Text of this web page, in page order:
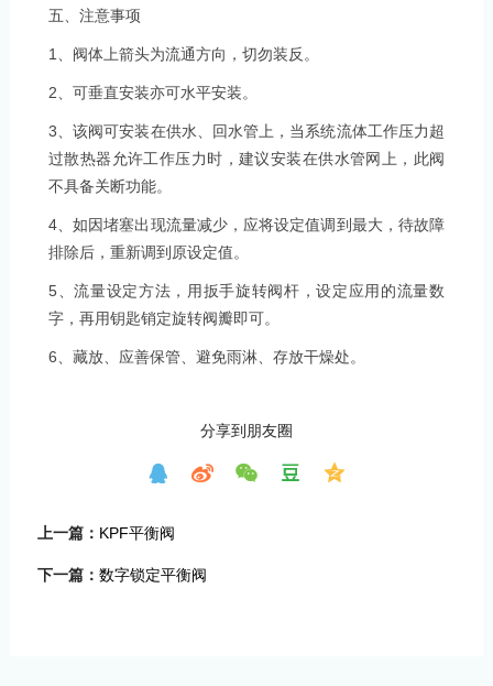
五、注意事项
1 、阀体上箭头为流通方向，切勿装反。
2、可垂直安装亦可水平安装。
3、该阀可安装在供水、回水管上，当系统流体工作压力超
过散热器允许工作压力时，建议安装在供水管网上，此阀
不具备关断功能。
4、如因堵塞出现流量减少，应将设定值调到最大，待故障
排除后，重新调到原设定值。
5、流量设定方法，用扳手旋转阀杆，设定应用的流量数
字，再用钥匙销定旋转阀瓣即可。
6、藏放、应善保管、避免雨淋、存放干燥处。
分享到朋友圈
上一篇： KPF平衡阀
下一篇： 数字锁定平衡阀